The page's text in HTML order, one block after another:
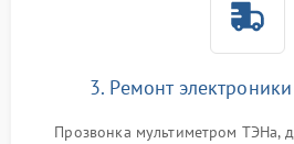
3. Ремонт
Прозвонка мультиметром ТЭНа,